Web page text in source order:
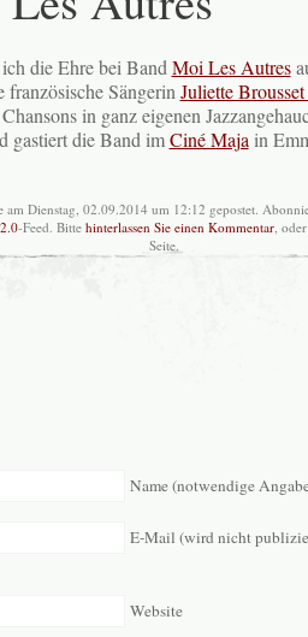
die Ehre bei Band Moi Les Autres
Sängerin Juliette Brousset
in ganz eigenen
gastiert die Band imCiné Maja in
am Dienstag, 02.09.2014 um 12:12 gepostet.
-Feed. Bitte hinterlassen Sie einen Kommentar,
Seite.
Name (notwendige
E-Mail (wird nicht
Website